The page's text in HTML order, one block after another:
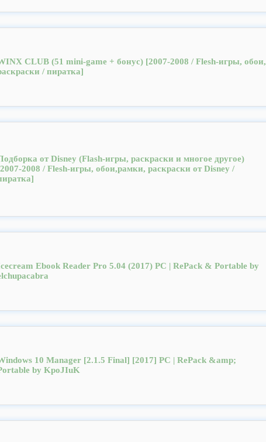
CLUB (51 mini-game + бонус) [2007-2008 / Flesh-игры, обои,
/ пиратка]
от Disney (Flash-игры, раскраски и многое другое)
2008 / Flesh-игры, обои,рамки, раскраски от Disney /
Ebook Reader Pro 5.04 (2017) PC | RePack & Portable by
10 Manager [2.1.5 Final] [2017] PC | RePack &amp;
by KpoJIuK